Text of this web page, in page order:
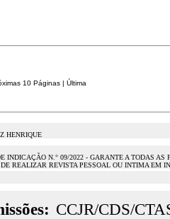
10 Páginas | Última
HENRIQUE
INDICAÇÃO N.° 09/2022 - GARANTE A TODAS
REALIZAR REVISTA PESSOAL OU INTIMA EM
CCJR/CDS/